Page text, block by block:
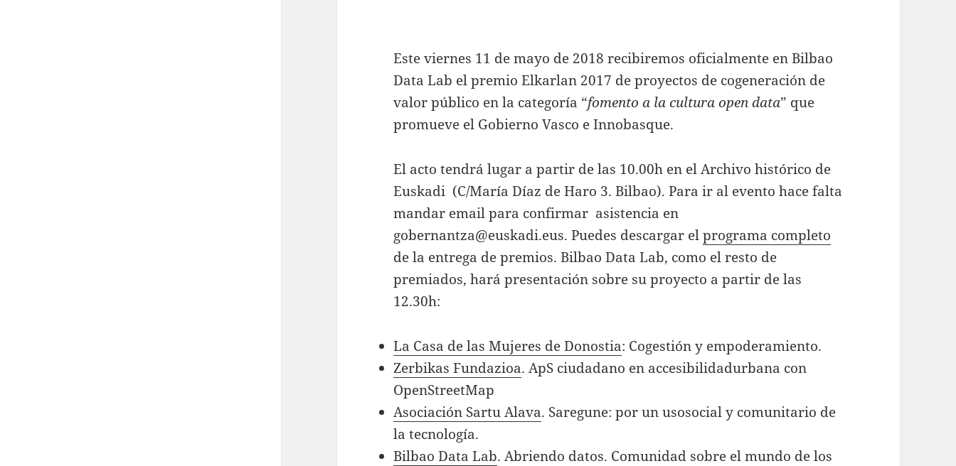
Este viernes 11 de mayo de 2018 recibiremos oficialmente en Bilbao
Data Lab el premio Elkarlan 2017 de proyectos de cogeneración de
valor público en la categoría “fomento a la cultura open data” que
promueve el Gobierno Vasco e Innobasque.
El acto tendrá lugar a partir de las 10.00h en el Archivo histórico de
Euskadi (C/María Díaz de Haro 3. Bilbao). Para ir al evento hace falta
mandar email para confirmar asistencia en
gobernantza@euskadi.eus. Puedes descargar elprograma completo
de la entrega de premios. Bilbao Data Lab, como el resto de
premiados, hará presentación sobre su proyecto a partir de las
12.30h:
La Casa de las Mujeres de Donostia: Cogestión y empoderamiento.
Zerbikas Fundazioa. ApS ciudadano en accesibilidadurbana con
OpenStreetMap
Asociación Sartu Alava. Saregune: por un usosocial y comunitario de
la tecnología.
Bilbao Data Lab. Abriendo datos. Comunidad sobre el mundo de los